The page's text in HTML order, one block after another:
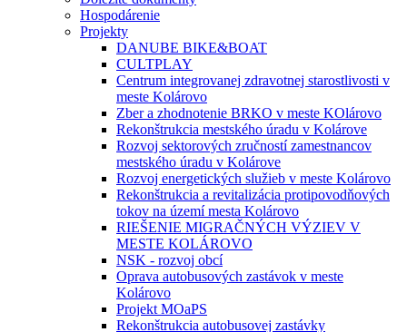
Hospodárenie
Projekty
DANUBE BIKE&BOAT
CULTPLAY
Centrum integrovanej zdravotnej starostlivosti v
meste Kolárovo
Zber a zhodnotenie BRKO v meste KOlárovo
Rekonštrukcia mestského úradu v Kolárove
Rozvoj sektorových zručností zamestnancov
mestského úradu v Kolárove
Rozvoj energetických služieb v meste Kolárovo
Rekonštrukcia a revitalizácia protipovodňových
tokov na území mesta Kolárovo
RIEŠENIE MIGRAČNÝCH VÝZIEV V
MESTE KOLÁROVO
NSK - rozvoj obcí
Oprava autobusových zastávok v meste
Kolárovo
Projekt MOaPS
Rekonštrukcia autobusovej zastávky